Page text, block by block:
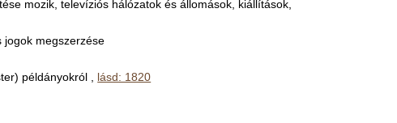
mozik, televíziós hálózatok és állomások, kiállítások,
jogok megszerzése
példányokról , lásd: 1820